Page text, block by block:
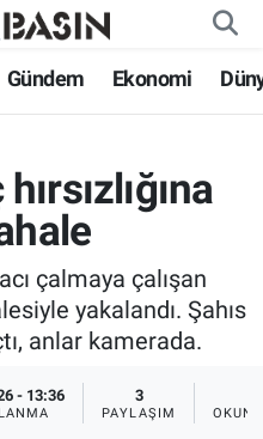
Gündem Ekonomi
çalmaya çalışan
yakalandı. Şahıs
anlar kamerada.
- 13:36 3
PAYLAŞIM
ve Fikstür